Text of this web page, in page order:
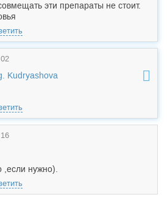
эти препараты не стоит.
Kudryashova
нужно).